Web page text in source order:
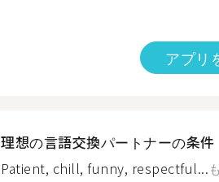
アプリ
理想の言語交換パートナーの条件
Patient, chill, funny, respectful...